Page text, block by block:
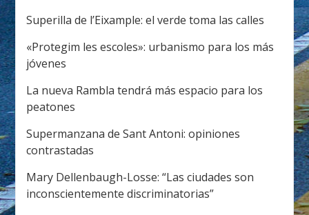
Superilla de l’Eixample: el verde toma las calles
«Protegim les escoles»: urbanismo para los más
jóvenes
La nueva Rambla tendrá más espacio para los
peatones
Supermanzana de Sant Antoni: opiniones
contrastadas
Mary Dellenbaugh-Losse: “Las ciudades son
inconscientemente discriminatorias”